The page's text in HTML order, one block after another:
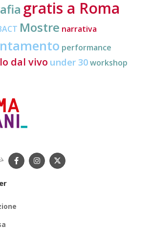
gratis a Roma
Mostre narrativa
performance
dal vivo under 30workshop